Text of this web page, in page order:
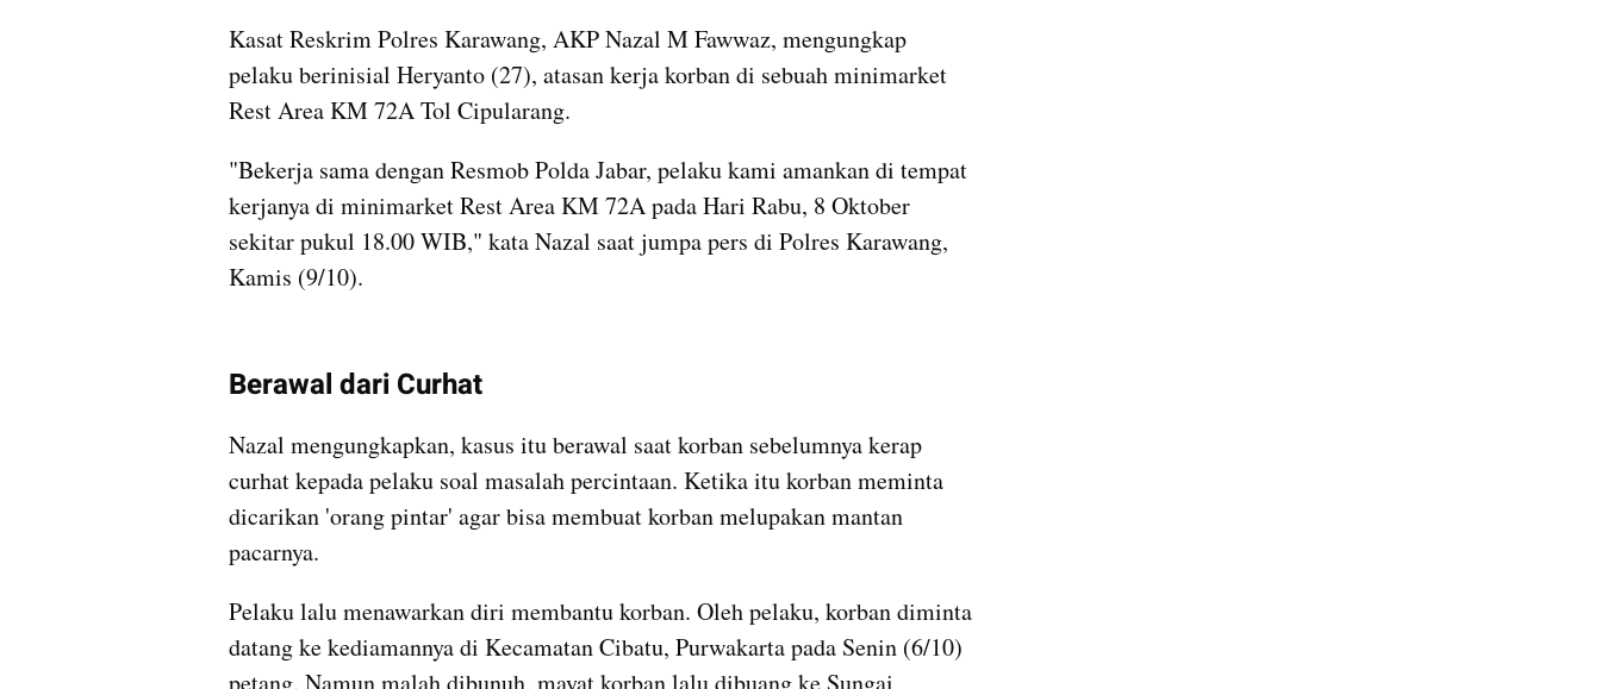
Kasat Reskrim Polres Karawang, AKP Nazal M Fawwaz, mengungkap
pelaku berinisial Heryanto (27), atasan kerja korban di sebuah minimarket
Rest Area KM 72A Tol Cipularang.
"Bekerja sama dengan Resmob Polda Jabar, pelaku kami amankan di tempat
kerjanya di minimarket Rest Area KM 72A pada Hari Rabu, 8 Oktober
sekitar pukul 18.00 WIB," kata Nazal saat jumpa pers di Polres Karawang,
Kamis (9/10).
Berawal dari Curhat
Nazal mengungkapkan, kasus itu berawal saat korban sebelumnya kerap
curhat kepada pelaku soal masalah percintaan. Ketika itu korban meminta
dicarikan 'orang pintar' agar bisa membuat korban melupakan mantan
pacarnya.
Pelaku lalu menawarkan diri membantu korban. Oleh pelaku, korban diminta
datang ke kediamannya di Kecamatan Cibatu, Purwakarta pada Senin (6/10)